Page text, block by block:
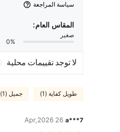
سياسة المراجعة
المقاس العام:
صغير
0%
لا توجد تقييمات محلية
طويل كفاية (1) جميل (1)
a***7
26 Apr,2026